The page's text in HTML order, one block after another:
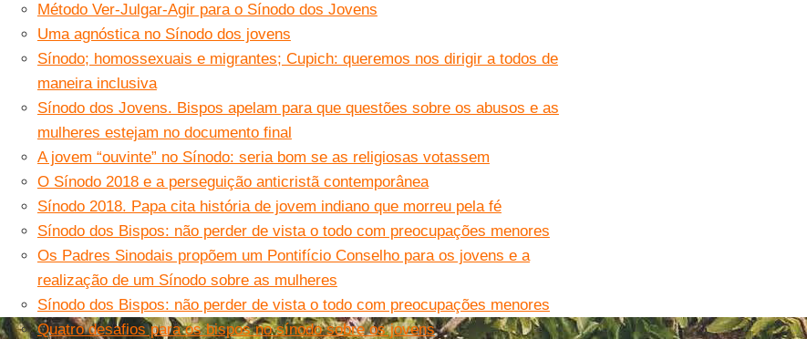
Método Ver-Julgar-Agir para o Sínodo dos Jovens
Uma agnóstica no Sínodo dos jovens
Sínodo; homossexuais e migrantes; Cupich: queremos nos dirigir a todos de
maneira inclusiva
Sínodo dos Jovens. Bispos apelam para que questões sobre os abusos e as
mulheres estejam no documento final
A jovem “ouvinte” no Sínodo: seria bom se as religiosas votassem
O Sínodo 2018 e a perseguição anticristã contemporânea
Sínodo 2018. Papa cita história de jovem indiano que morreu pela fé
Sínodo dos Bispos: não perder de vista o todo com preocupações menores
Os Padres Sinodais propõem um Pontifício Conselho para os jovens e a
realização de um Sínodo sobre as mulheres
Sínodo dos Bispos: não perder de vista o todo com preocupações menores
Quatro desafios para os bispos no sínodo sobre os jovens